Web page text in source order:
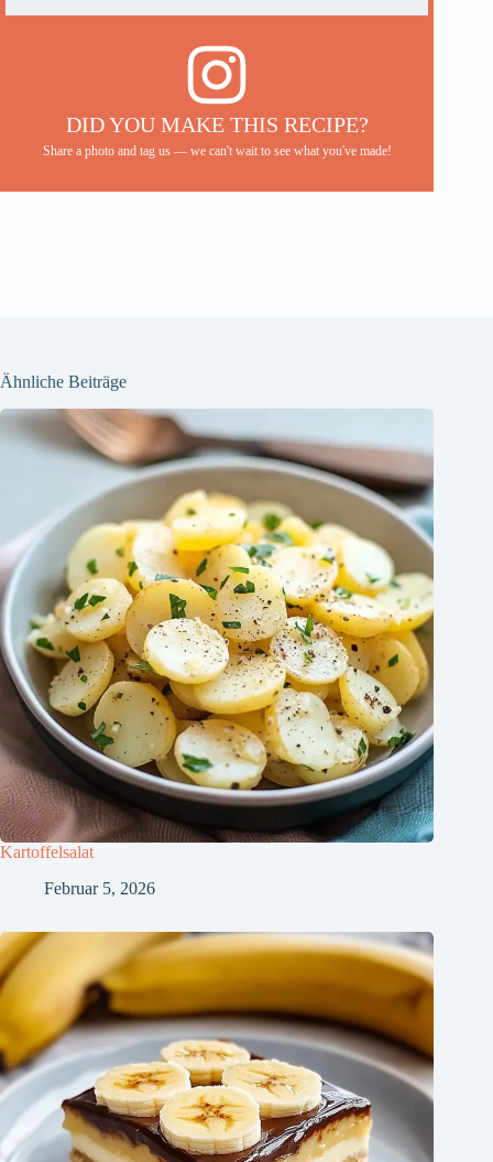
DID YOU MAKE THIS RECIPE?
Share a photo and tag us — we can't wait to see what you've made!
Ähnliche Beiträge
Kartoffelsalat
Februar 5, 2026